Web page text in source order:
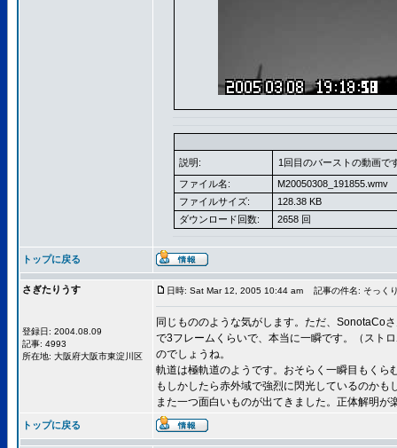
説明:
1回目のバーストの動画で
ファイル名:
M20050308_191855.wmv
ファイルサイズ:
128.38 KB
ダウンロード回数:
2658 回
トップに戻る
さぎたりうす
登録日: 2004.08.09
記事: 4993
所在地: 大阪府大阪市東淀川区
日時: Sat Mar 12, 2005 10:44 am 記事の件名: そっく
同じもののような気がします。ただ、SonotaCo
で3フレームくらいで、本当に一瞬です。（スト
のでしょうね。
軌道は極軌道のようです。おそらく一瞬目もく
もしかしたら赤外域で強烈に閃光しているのか
また一つ面白いものが出てきました。正体解明が
トップに戻る